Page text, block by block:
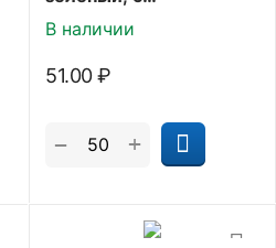
поддоном(ф24)
В наличии
51.00 ₽
+
−